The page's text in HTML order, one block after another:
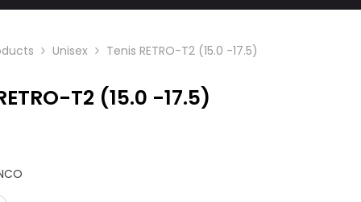
Unisex Tenis RETRO-T2 (15.0 -17.5)
T2 (15.0 -17.5)